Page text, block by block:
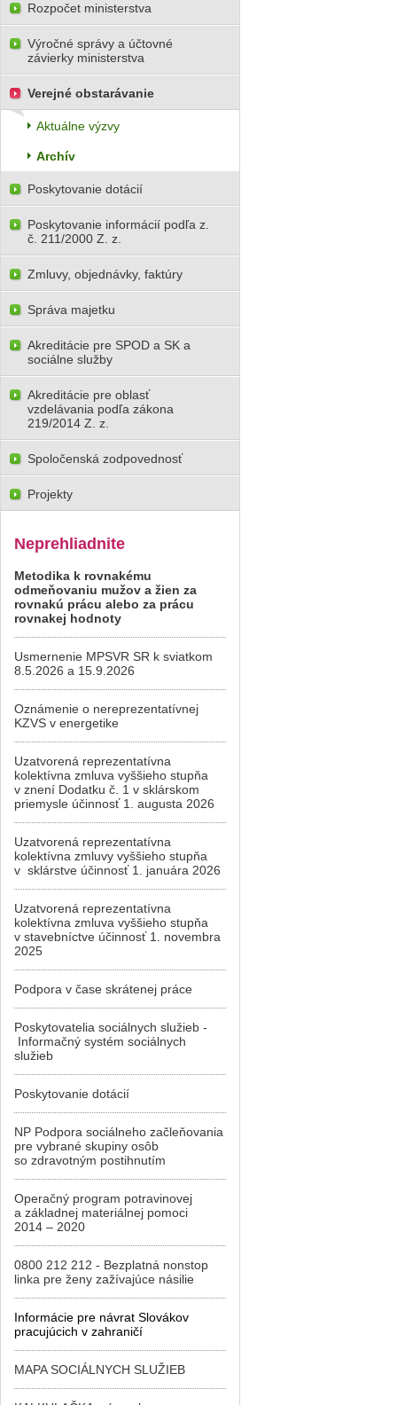
Rozpočet ministerstva
Výročné správy a účtovné
závierky ministerstva
Verejné obstarávanie
Aktuálne výzvy
Archív
Poskytovanie dotácií
Poskytovanie informácií podľa z.
č. 211/2000 Z. z.
Zmluvy, objednávky, faktúry
Správa majetku
Akreditácie pre SPOD a SK a
sociálne služby
Akreditácie pre oblasť
vzdelávania podľa zákona
219/2014 Z. z.
Spoločenská zodpovednosť
Projekty
Neprehliadnite
Metodika k rovnakému
odmeňovaniu mužov a žien za
rovnakú prácu alebo za prácu
rovnakej hodnoty
Usmernenie MPSVR SR k sviatkom
8.5.2026 a 15.9.2026
Oznámenie o nereprezentatívnej
KZVS v energetike
Uzatvorená reprezentatívna
kolektívna zmluva vyššieho stupňa
v znení Dodatku č. 1 v sklárskom
priemysle účinnosť 1. augusta 2026
Uzatvorená reprezentatívna
kolektívna zmluvy vyššieho stupňa
v sklárstve účinnosť 1. januára 2026
Uzatvorená reprezentatívna
kolektívna zmluva vyššieho stupňa
v stavebníctve účinnosť 1. novembra
2025
Podpora v čase skrátenej práce
Poskytovatelia sociálnych služieb -
Informačný systém sociálnych
služieb
Poskytovanie dotácií
NP Podpora sociálneho začleňovania
pre vybrané skupiny osôb
so zdravotným postihnutím
Operačný program potravinovej
a základnej materiálnej pomoci
2014 – 2020
0800 212 212 - Bezplatná nonstop
linka pre ženy zažívajúce násilie
Informácie pre návrat Slovákov
pracujúcich v zahraničí
MAPA SOCIÁLNYCH SLUŽIEB